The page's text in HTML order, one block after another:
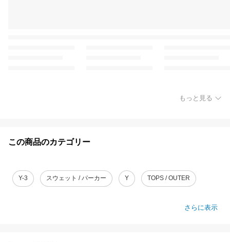
もっと見る
この商品のカテゴリー
Y-3 スウェット / パーカー Y TOPS / OUTER
さらに表示